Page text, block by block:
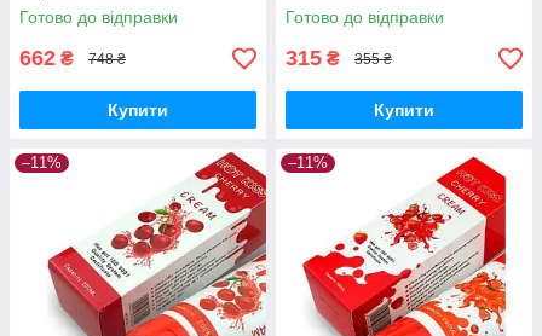
Готово до відправки
662 ₴ 748 ₴
Купити
Готово до відправки
315 ₴ 355 ₴
Купити
–11% –11%